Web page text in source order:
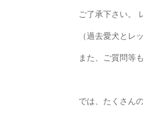
ご了承下さい。
（過去愛犬とレ
また、ご質問等
では、たくさん